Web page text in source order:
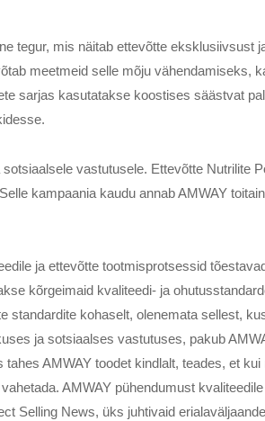
tegur, mis näitab ettevõtte eksklusiivsust
meetmeid selle mõju vähendamiseks,
sarjas kasutatakse koostises säästvat
vastutusele. Ettevõtte Nutrilite
kampaania kaudu annab AMWAY
ja ettevõtte tootmisprotsessid
kõrgeimaid kvaliteedi- ja
standardite kohaselt, olenemata sellest,
ja sotsiaalses vastutuses, pakub
AMWAY toodet kindlalt, teades, et
AMWAY pühendumust
Selling News, üks juhtivaid